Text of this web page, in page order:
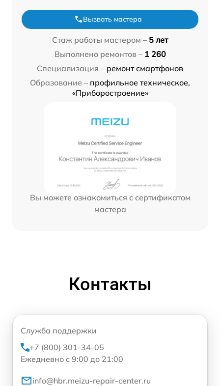
Вызвать мастера
Стаж работы мастером – 5 лет
Выполнено ремонтов – 1 260
Специализация – ремонт смартфонов
Образование – профильное техническое,
«Приборостроение»
Вы можете ознакомиться с сертификатом
мастера
Контакты
Служба поддержки
+7 (800) 301-34-05
Ежедневно с 9:00 до 21:00
info@hbr.meizu-repair-center.ru